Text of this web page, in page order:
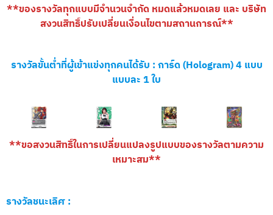
**ของรางวัลทุกแบบมีจำนวนจำกัด หมดแล้วหมดเลย และ บริษัท
สงวนสิทธิ์ปรับเปลี่ยนเงื่อนไขตามสถานการณ์**
รางวัลขั้นต่ำที่ผู้เข้าแข่งทุกคนได้รับ :การ์ด (Hologram) 4 แบบ
แบบละ 1 ใบ
**ขอสงวนสิทธิ์ในการเปลี่ยนแปลงรูปแบบของรางวัลตามความ
เหมาะสม**
รางวัลชนะเลิศ :